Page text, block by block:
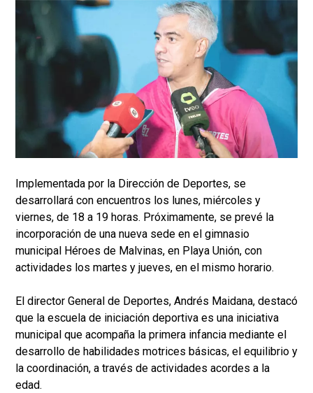
Implementada por la Dirección de Deportes, se
desarrollará con encuentros los lunes, miércoles y
viernes, de 18 a 19 horas. Próximamente, se prevé la
incorporación de una nueva sede en el gimnasio
municipal Héroes de Malvinas, en Playa Unión, con
actividades los martes y jueves, en el mismo horario.
El director General de Deportes, Andrés Maidana, destacó
que la escuela de iniciación deportiva es una iniciativa
municipal que acompaña la primera infancia mediante el
desarrollo de habilidades motrices básicas, el equilibrio y
la coordinación, a través de actividades acordes a la
edad.